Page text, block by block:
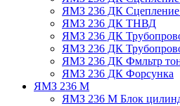
ЯМЗ 236 ДК
ЯМЗ 236 ДК ТНВД
ЯМЗ 236 ДК
ЯМЗ 236 ДК
ЯМЗ 236 ДК Фмльтр
ЯМЗ 236 ДК Форсунка
ЯМЗ 236 М
ЯМЗ 236 М Блок